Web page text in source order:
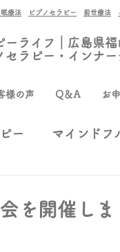
療法 ピプノセラピー 前世療法
ーライフ｜広島県福
セラピー・インナ
様の声 Q＆A お
ー マインドフ
を開催しま